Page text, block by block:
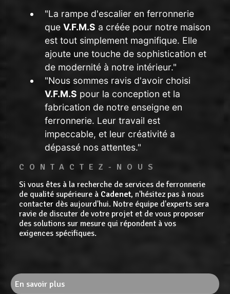
"La rampe d'escalier en ferronnerie
que V.F.M.S a créée pour notre maison
est tout simplement magnifique. Elle
ajoute une touche de sophistication et
de modernité à notre intérieur."
"Nous sommes ravis d'avoir choisi
V.F.M.S pour la conception et la
fabrication de notre enseigne en
ferronnerie. Leur travail est
impeccable, et leur créativité a
dépassé nos attentes."
CONTACTEZ-NOUS
Si vous êtes à la recherche de services de ferronnerie
de qualité supérieure à Cadenet, n'hésitez pas à nous
contacter dès aujourd'hui. Notre équipe d'experts sera
ravie de discuter de votre projet et de vous proposer
des solutions sur mesure qui répondent à vos
exigences spécifiques.
En savoir plus